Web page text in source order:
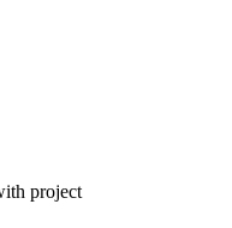
project